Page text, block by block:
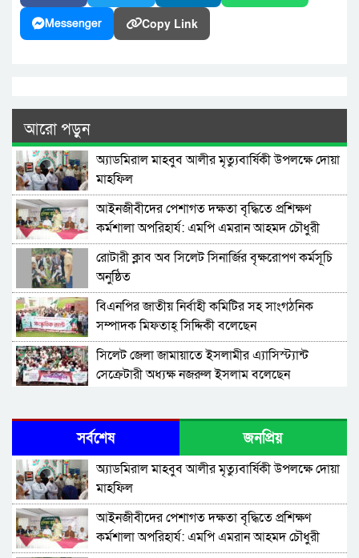
Messenger Copy Link
আরো পড়ুন
অ্যাডমিরাল মাহবুব আলীর মৃত্যুবার্ষিকী উপলক্ষে দোয়া
মাহফিল
‎আইনজীবীদের পেশাগত দক্ষতা বৃদ্ধিতে প্রশিক্ষণ
কর্মশালা অপরিহার্য: এমপি এমরান আহমদ চৌধুরী
রোটারী ক্লাব অব সিলেট সিনার্জির বৃক্ষরোপণ কর্মসূচি
অনুষ্ঠিত
বিএনপির জাতীয় নির্বাহী কমিটির সহ সাংগঠনিক
সম্পাদক মিফতাহ্ সিদ্দিকী বলেছেন
সিলেট জেলা জামায়াতে ইসলামীর এ্যাসিস্ট্যান্ট
সেক্রেটারী অধ্যক্ষ নজরুল ইসলাম বলেছেন
প্রতিষ্ঠার এক বছর: গবেষণা, অর্জন ও অঙ্গীকারে নতুন
দিগন্তে মেট্রোপলিটন ইউনিভার্সিটি রিসার্চ সোসাইটি
জেলা পরিষদের প্রশাসক আবুল কাহের চৌধুরী জুলাই
স্মৃতিস্তম্ভে শ্রদ্ধা নিবেদন
সিলেট মহানগর ছাত্রশিবিরের মিছিল সম্পন্ন
সর্বশেষ জনপ্রিয়
অ্যাডমিরাল মাহবুব আলীর মৃত্যুবার্ষিকী উপলক্ষে দোয়া
মাহফিল
‎আইনজীবীদের পেশাগত দক্ষতা বৃদ্ধিতে প্রশিক্ষণ
কর্মশালা অপরিহার্য: এমপি এমরান আহমদ চৌধুরী